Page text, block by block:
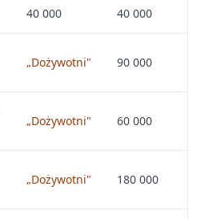
40 000 40 000
„Dożywotni" 90 000
„Dożywotni" 60 000
„Dożywotni" 180 000